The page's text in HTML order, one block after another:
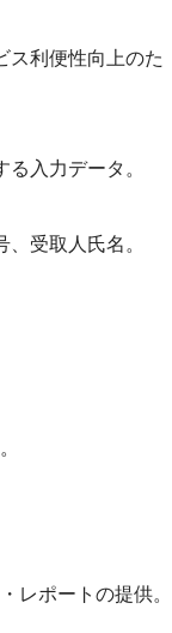
ス利便性向上のた
入力データ。
受取人氏名。
レポートの提供。